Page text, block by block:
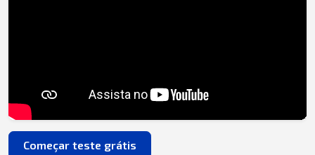
Começar teste grátis